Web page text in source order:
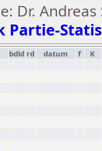
Dr. Andreas
Partie-
bdld rd datum f
K